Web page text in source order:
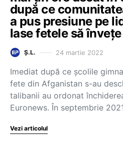
după ce
a pus presiune pe
lase fetele să învețe
Ș.L. 24 martie 2022
Imediat după ce școlile
fete din Afganistan s-au
talibanii au ordonat
Euronews. În septembrie
Vezi articolul